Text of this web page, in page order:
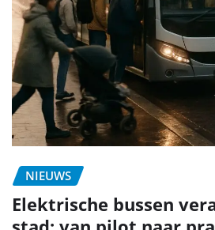
NIEUWS
Elektrische bussen